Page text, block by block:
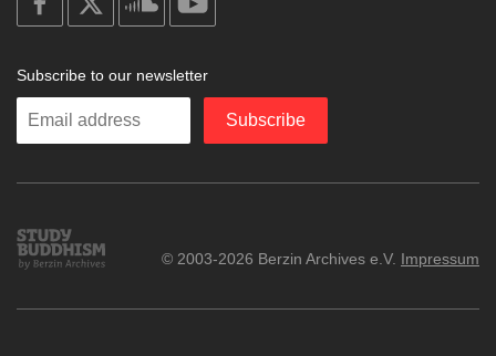
facebook
soundcloud
Subscribe to our newsletter
Enter
Subscribe
Study
Buddhism
© 2003-2026 Berzin Archives e.V. Impressum